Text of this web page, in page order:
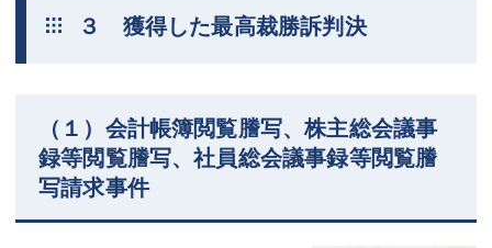
３ 獲得した最高裁勝訴判決
（１）会計帳簿閲覧謄写、株主総会議事
録等閲覧謄写、社員総会議事録等閲覧謄
写請求事件